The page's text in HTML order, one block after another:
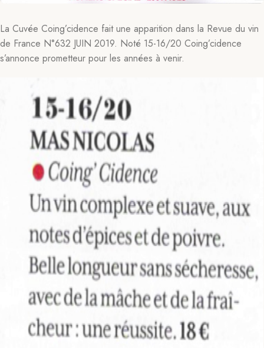
La Cuvée Coing’cidence fait une apparition dans la Revue du vin
de France N°632 JUIN 2019. Noté 15-16/20 Coing’cidence
s’annonce prometteur pour les années à venir.